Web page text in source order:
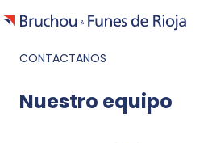
CONTACTANOS
Nuestro equipo